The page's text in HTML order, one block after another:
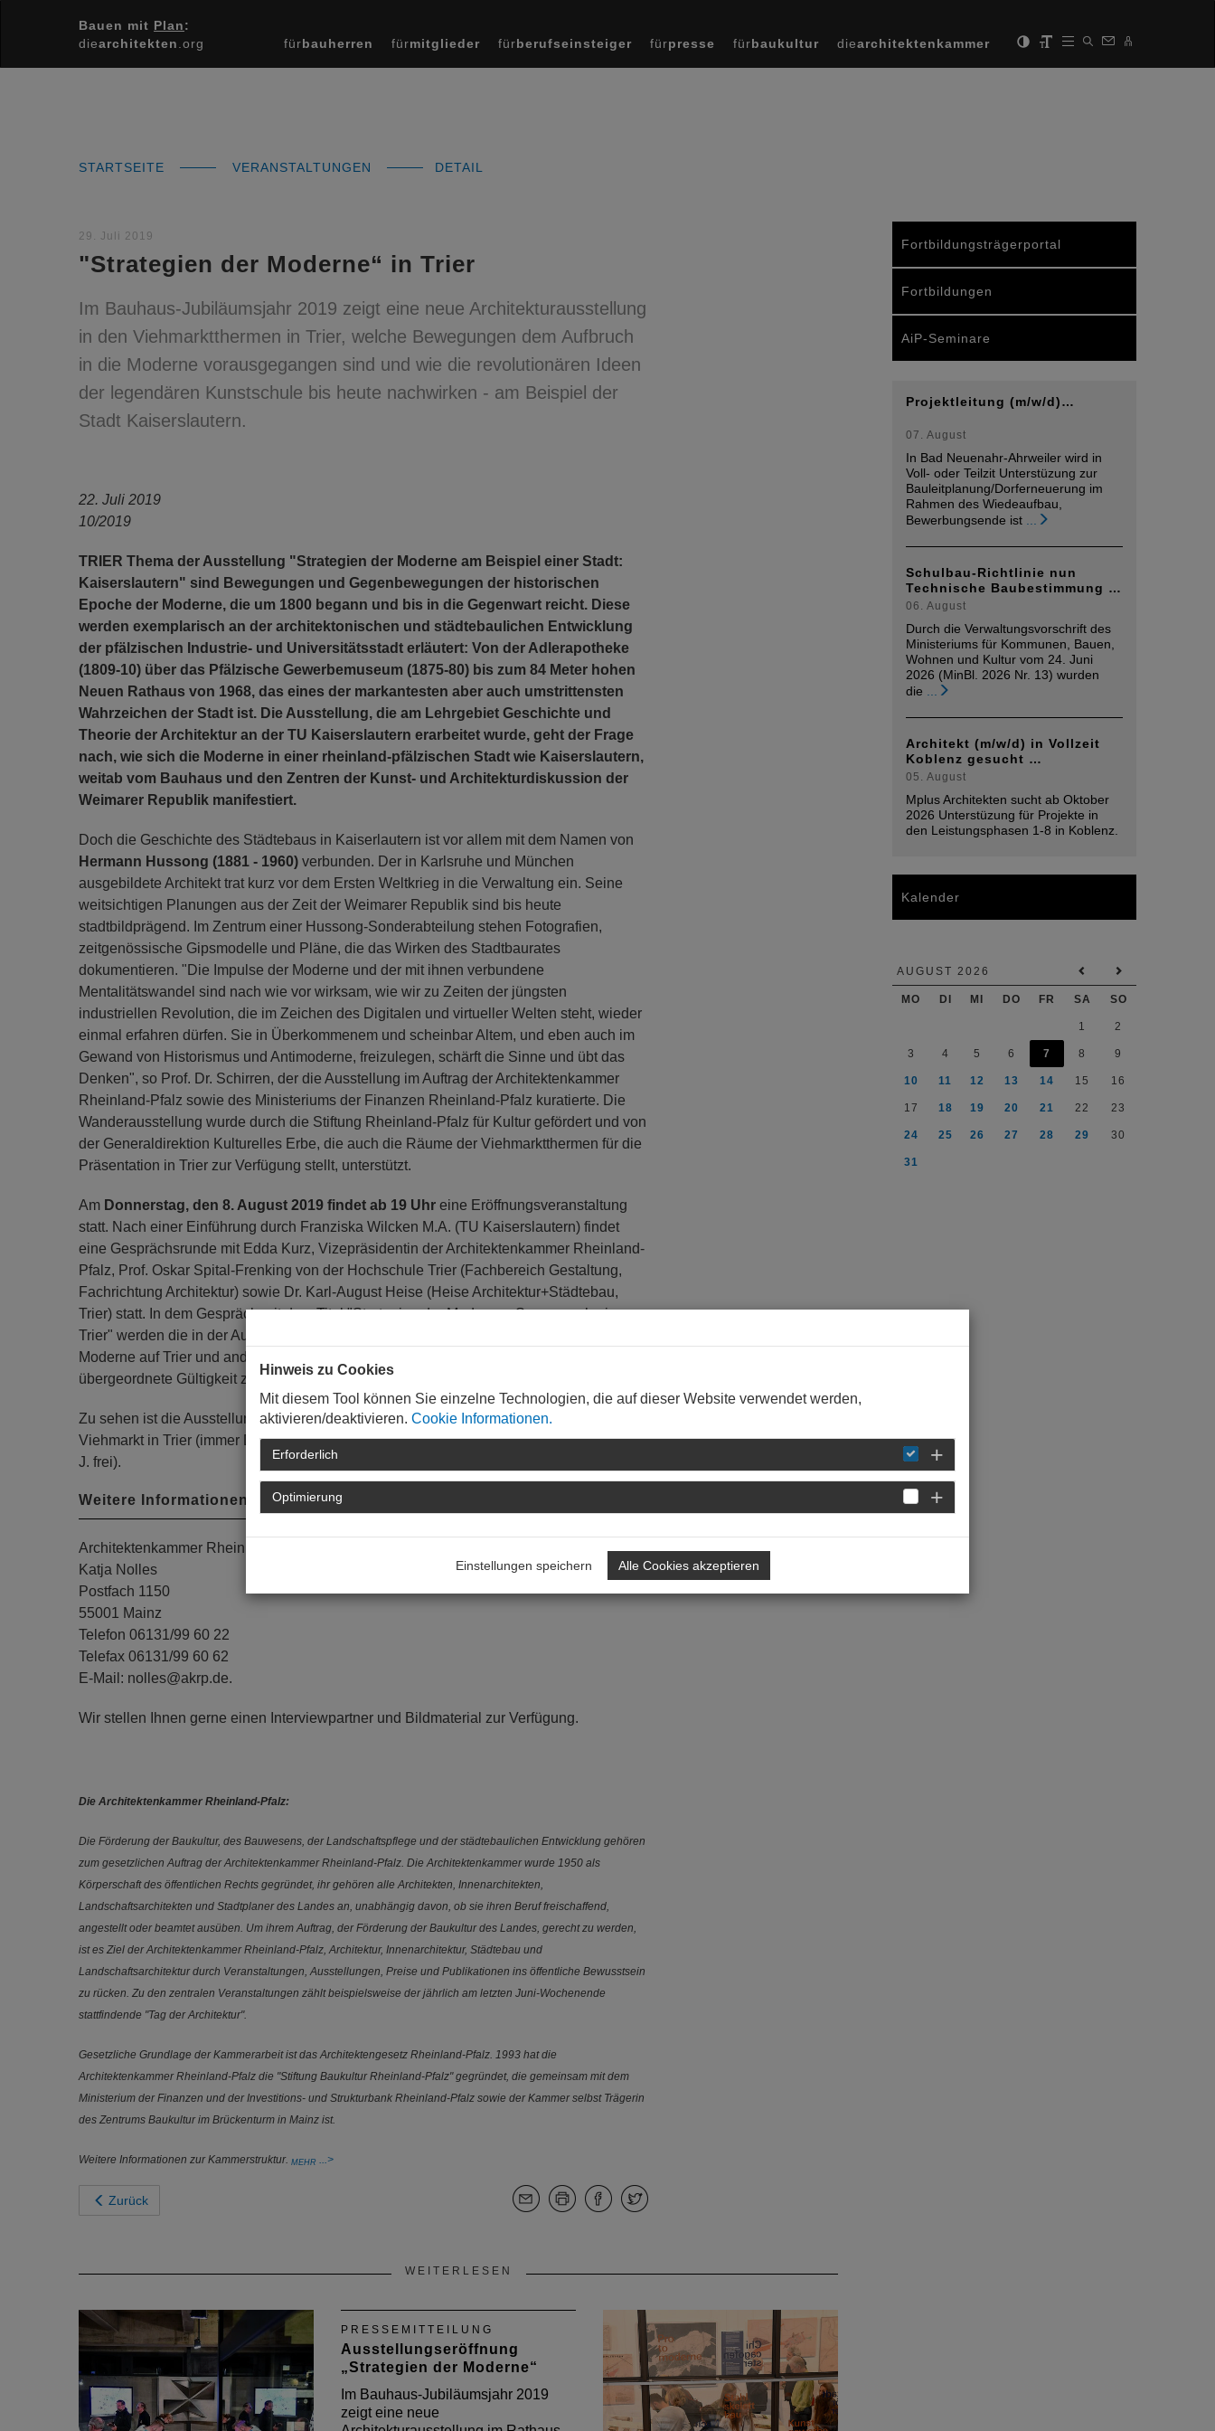
Bauen mit Plan:
diearchitekten .org fürbauherren fürmitglieder fürberufseinsteiger fürpresse fürbaukultur diearchitektenkammer
STARTSEITE VERANSTALTUNGEN DETAIL
29. Juli 2019
"Strategien der Moderne“ in Trier
Im Bauhaus-Jubiläumsjahr 2019 zeigt eine neue Architekturausstellung
in den Viehmarktthermen in Trier, welche Bewegungen dem Aufbruch
in die Moderne vorausgegangen sind und wie die revolutionären Ideen
der legendären Kunstschule bis heute nachwirken - am Beispiel der
Stadt Kaiserslautern.
22. Juli 2019
10/2019
TRIER Thema der Ausstellung "Strategien der Moderne am Beispiel einer Stadt:
Kaiserslautern" sind Bewegungen und Gegenbewegungen der historischen
Epoche der Moderne, die um 1800 begann und bis in die Gegenwart reicht. Diese
werden exemplarisch an der architektonischen und städtebaulichen Entwicklung
der pfälzischen Industrie- und Universitätsstadt erläutert: Von der Adler­apotheke
(1809-10) über das Pfälzische Gewerbemuseum (1875-80) bis zum 84 Meter hohen
Neuen Rathaus von 1968, das eines der markantesten aber auch umstrittensten
Wahrzeichen der Stadt ist. Die Ausstellung, die am Lehrgebiet Geschichte und
Theorie der Architektur an der TU Kaiserslautern erarbeitet wurde, geht der Frage
nach, wie sich die Moderne in einer rheinland-pfälzischen Stadt wie Kaiserslautern,
weitab vom Bauhaus und den Zentren der Kunst- und Architekturdiskussion der
Weimarer Republik manifestiert.
Doch die Geschichte des Städtebaus in Kaiserlautern ist vor allem mit dem Namen von
Hermann Hussong (1881 - 1960) verbunden. Der in Karlsruhe und München
ausgebildete Architekt trat kurz vor dem Ersten Weltkrieg in die Verwaltung ein. Seine
weitsichtigen Planungen aus der Zeit der Weimarer Republik sind bis heute
stadtbildprägend. Im Zentrum einer Hussong-Sonderabteilung stehen Fotografien,
zeitgenössische Gipsmodelle und Pläne, die das Wirken des Stadtbaurates
dokumentieren. "Die Impulse der Moderne und der mit ihnen verbundene
Mentalitätswandel sind nach wie vor wirksam, wie wir zu Zeiten der jüngsten
industriellen Revolution, die im Zeichen des Digitalen und virtueller Welten steht, wieder
einmal erfahren dürfen. Sie in Überkommenem und scheinbar Altem, und eben auch im
Gewand von Historismus und Antimoderne, freizulegen, schärft die Sinne und übt das
Denken", so Prof. Dr. Schirren, der die Ausstellung im Auftrag der Architektenkammer
Rheinland-Pfalz sowie des Ministeriums der Finanzen Rheinland-Pfalz kuratierte. Die
Wanderausstellung wurde durch die Stiftung Rheinland-Pfalz für Kultur gefördert und von
der Generaldirektion Kulturelles Erbe, die auch die Räume der Viehmarktthermen für die
Präsentation in Trier zur Verfügung stellt, unterstützt.
Am Donnerstag, den 8. August 2019 findet ab 19 Uhr eine Eröffnungsveranstaltung
statt. Nach einer Einführung durch Franziska Wilcken M.A. (TU Kaiserslautern) findet
eine Gesprächsrunde mit Edda Kurz, Vizepräsidentin der Architektenkammer Rheinland-
Pfalz, Prof. Oskar Spital-Frenking von der Hochschule Trier (Fachbereich Gestaltung,
Fachrichtung Architektur) sowie Dr. Karl-August Heise (Heise Architektur+Städtebau,
Trier) statt. In dem Gespräch mit dem Titel "Strategien der Moderne - Spurensuche in
Trier" werden die in der Ausstellung dargestellten vielschichtigen Bezüge zur Epoche der
Moderne auf Trier und andere Orte in Rheinland-Pfalz übertragen, um deren
übergeordnete Gültigkeit zu diskutieren.
Zu sehen ist die Ausstellung vom 25. Juli bis 15. September 2019 in den Thermen am
Viehmarkt in Trier (immer Di - So, 9 - 17 Uhr, Erw. 4 €, Kinder bis 18 J. 3 €, Kinder unter 6
J. frei).
Weitere Informationen:
Architektenkammer Rheinland-Pfalz
Katja Nolles
Postfach 1150
55001 Mainz
Telefon 06131/99 60 22
Telefax 06131/99 60 62
E-Mail: nolles@akrp.de.
Wir stellen Ihnen gerne einen Interviewpartner und Bildmaterial zur Verfügung.
Die Architektenkammer Rheinland-Pfalz:
Die Förderung der Baukultur, des Bauwesens, der Landschaftspflege und der städtebaulichen Entwicklung gehören
zum gesetzlichen Auftrag der Architektenkammer Rheinland-Pfalz. Die Architektenkammer wurde 1950 als
Körperschaft des öffentlichen Rechts gegründet, ihr gehören alle Architekten, Innenarchitekten,
Landschaftsarchitekten und Stadtplaner des Landes an, unabhängig davon, ob sie ihren Beruf freischaffend,
angestellt oder beamtet ausüben. Um ihrem Auftrag, der Förderung der Baukultur des Landes, gerecht zu werden,
ist es Ziel der Architektenkammer Rheinland-Pfalz, Architektur, Innenarchitektur, Städtebau und
Landschaftsarchitektur durch Veranstaltungen, Ausstellungen, Preise und Publikationen ins öffentliche Bewusstsein
zu rücken. Zu den zentralen Veranstaltungen zählt beispielsweise der jährlich am letzten Juni-Wochenende
stattfindende "Tag der Architektur".
Gesetzliche Grundlage der Kammerarbeit ist das Architektengesetz Rheinland-Pfalz. 1993 hat die
Architektenkammer Rheinland-Pfalz die "Stiftung Baukultur Rheinland-Pfalz" gegründet, die gemeinsam mit dem
Ministerium der Finanzen und der Investitions- und Strukturbank Rheinland-Pfalz sowie der Kammer selbst Trägerin
des Zentrums Baukultur im Brückenturm in Mainz ist.
Weitere Informationen zur Kammerstruktur. MEHR
Zurück
WEITERLESEN
PRESSEMITTEILUNG
Ausstellungseröffnung
„Strategien der Moderne“
Im Bauhaus-Jubiläumsjahr 2019
zeigt eine neue
Fortbildungsträgerportal
Fortbildungen
AiP-Seminare
Projektleitung (m/w/d)…
07. August
In Bad Neuenahr-Ahrweiler wird in
Voll- oder Teilzit Unterstüzung zur
Bauleitplanung/Dorferneuerung im
Rahmen des Wiedeaufbau,
Bewerbungsende ist
Schulbau-Richtlinie nun
Technische Baubestimmung …
06. August
Durch die Verwaltungsvorschrift des
Ministeriums für Kommunen, Bauen,
Wohnen und Kultur vom 24. Juni
2026 (MinBl. 2026 Nr. 13) wurden
die
Architekt (m/w/d) in Vollzeit
Koblenz gesucht …
05. August
Mplus Architekten sucht ab Oktober
2026 Unterstüzung für Projekte in
den Leistungsphasen 1-8 in Koblenz.
Kalender
AUGUST 2026
MO DI MI DO FR SA SO
1 2
3 4 5 6 7 8 9
10 11 12 13 14 15 16
17 18 19 20 21 22 23
24 25 26 27 28 29 30
31
Hinweis zu Cookies
Mit diesem Tool können Sie einzelne Technologien, die auf dieser Website verwendet werden,
aktivieren/deaktivieren. Cookie Informationen.
Erforderlich
Optimierung
Einstellungen speichern Alle Cookies akzeptieren